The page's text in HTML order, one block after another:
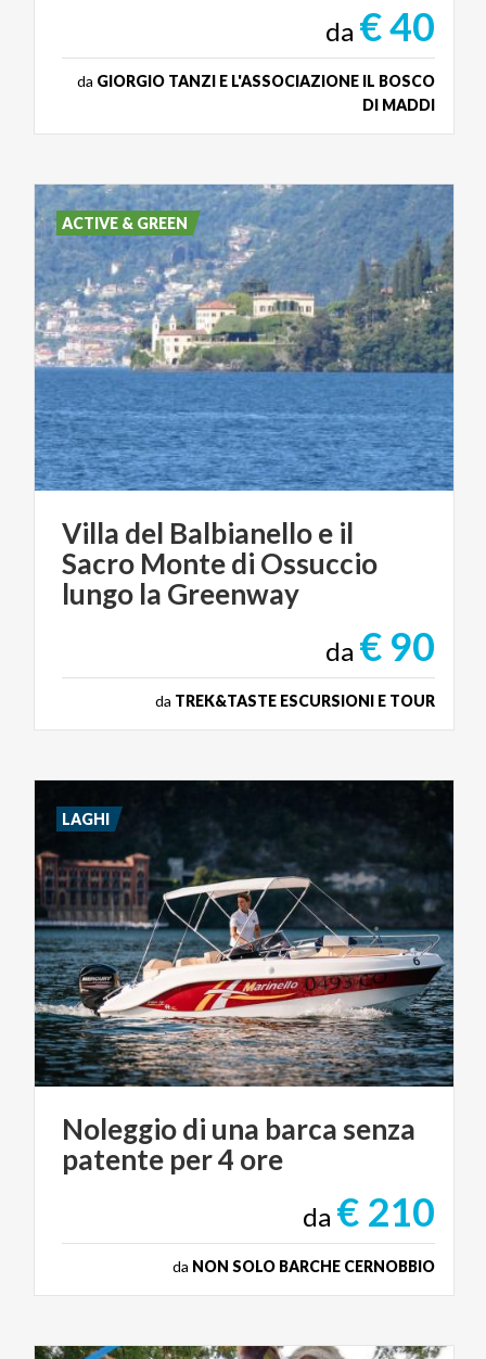
da € 40
da GIORGIO TANZI E L'ASSOCIAZIONE IL BOSCO
DI MADDI
Villa del Balbianello e il
Sacro Monte di Ossuccio
lungo la Greenway
da € 90
da TREK&TASTE ESCURSIONI E TOUR
ACTIVE & GREEN
Noleggiodi una barca senza
patente per4 ore
da € 210
da NON SOLO BARCHE CERNOBBIO
LAGHI